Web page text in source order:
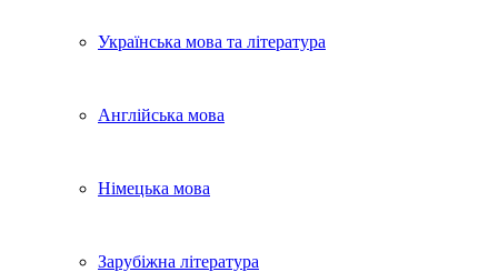
Українська мова та література
Англійська мова
Німецька мова
Зарубіжна література